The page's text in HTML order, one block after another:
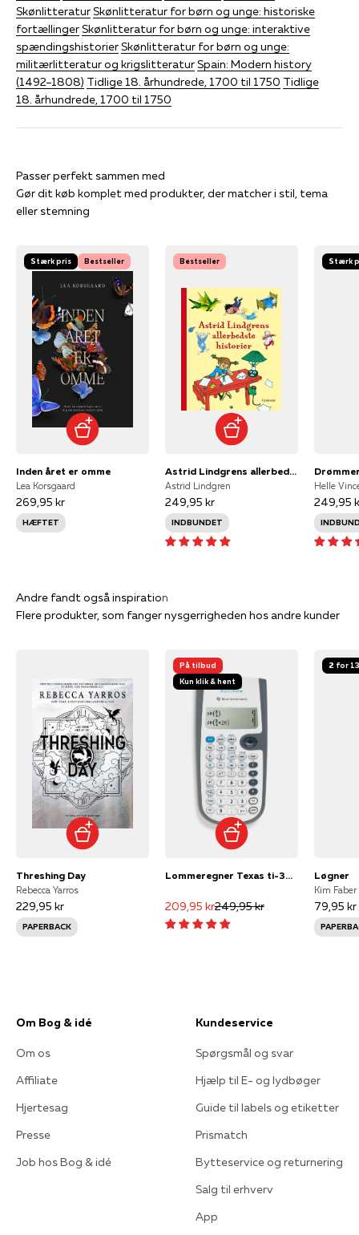
SkønlitteraturSkønlitteratur for børn og unge: historiske
fortællingerSkønlitteratur for børn og unge: interaktive
spændingshistorierSkønlitteratur for børn og unge:
militærlitteratur og krigslitteraturSpain: Modern history
(1492–1808) Tidlige 18. århundrede, 1700 til 1750 Tidlige
18. århundrede, 1700 til 1750
Gør dit køb komplet med produkter, der matcher i stil, tema
eller stemning
Stærk pris Bestseller
Inden året er omme
Lea Korsgaard
269,95 kr
HÆFTET
Bestseller
Astrid Lindgrens allerbedste historier
Astrid Lindgren
249,95 kr
INDBUNDET
Stærk
Helle
249,95
Flere produkter, som fanger nysgerrigheden hos andre kunder
Threshing Day
Rebecca Yarros
229,95 kr
PAPERBACK
På tilbud
Kun klik & hent
Lommeregner Texas ti-30xb multi view
209,95 kr249,95 kr
2 for
Løgner
Kim
79,95 kr
Om Bog & idé
Om os
Affiliate
Hjertesag
Presse
Job hos Bog & idé
Kundeservice
Spørgsmål og svar
Hjælp til E- og lydbøger
Guide til labels og etiketter
Prismatch
Bytteservice og returnering
Salg til erhverv
App